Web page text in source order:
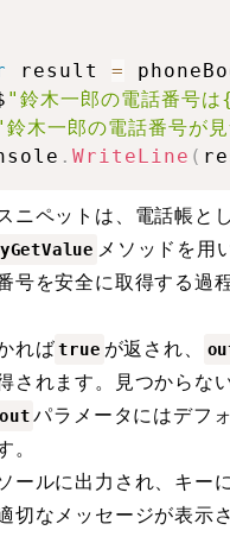
result =
"鈴木一郎の電話番号
鈴木一郎の電話番号が
. WriteLine (
ニペットは、電話帳と
メソッドを用
号を安全に取得する過
れば true が返され、
されます。見つからな
out パラメータにはデフ
。
ールに出力され、キー
切なメッセージが表示